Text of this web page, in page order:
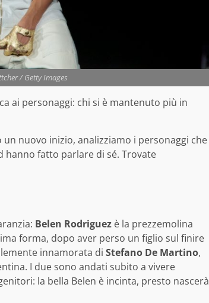
/ Getty Images
ai personaggi: chi si è mantenuto più in
nuovo inizio, analizziamo i personaggi che
hanno fatto parlare di sé. Trovate
Belen Rodriguez è la prezzemolina
forma, dopo aver perso un figlio sul finire
innamorata di Stefano De Martino,
I due sono andati subito a vivere
la bella Belen è incinta, presto nascerà